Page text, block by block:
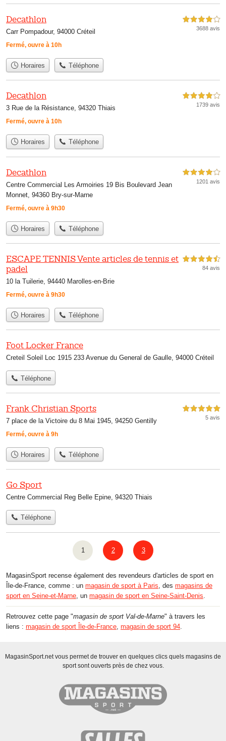
Decathlon
Carr Pompadour, 94000 Créteil
Fermé, ouvre à 10h
4,0 étoiles sur 5
3688 avis
Horaires Téléphone
Decathlon
3 Rue de la Résistance, 94320 Thiais
Fermé, ouvre à 10h
4,0 étoiles sur 5
1739 avis
Horaires Téléphone
Decathlon
Centre Commercial Les Armoiries 19 Bis Boulevard Jean
Monnet, 94360 Bry-sur-Marne
Fermé, ouvre à 9h30
4,0 étoiles sur 5
1201 avis
Horaires Téléphone
ESCAPE TENNIS Vente articles de tennis et
padel
10 la Tuilerie, 94440 Marolles-en-Brie
Fermé, ouvre à 9h30
4,5 étoiles sur 5
84 avis
Horaires Téléphone
Foot Locker France
Creteil Soleil Loc 1915 233 Avenue du General de Gaulle, 94000 Créteil
Téléphone
Frank Christian Sports
7 place de la Victoire du 8 Mai 1945, 94250 Gentilly
Fermé, ouvre à 9h
5,0 étoiles sur 5
5 avis
Horaires Téléphone
Go Sport
Centre Commercial Reg Belle Epine, 94320 Thiais
Téléphone
1 2 3
MagasinSport recense également des revendeurs d'articles de sport en
Île-de-France, comme : un magasin de sport à Paris , des magasins de
sport en Seine-et-Marne , un magasin de sport en Seine-Saint-Denis
Retrouvez cette page "magasin de sport Val-de-Marne" à travers les
liens : magasin de sport Île-de-France magasin de sport 94
MagasinSport.net vous permet de trouver en quelques clics quels magasins de
sport sont ouverts près de chez vous.